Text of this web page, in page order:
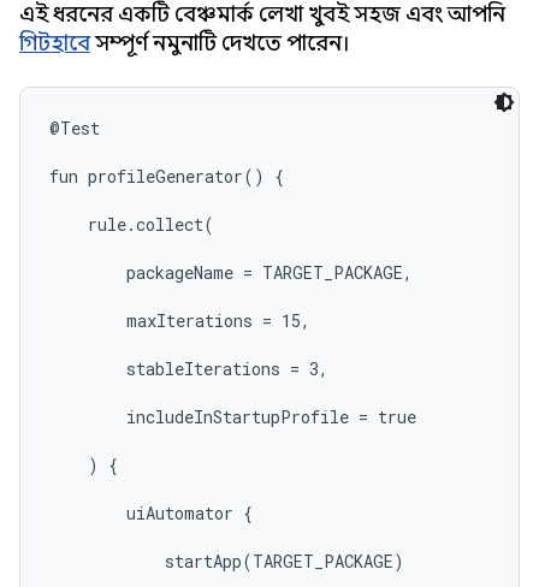
এই ধরনের একটি বেঞ্চমার্ক লেখা খুবই সহজ এবং আপনি
গিটহাবেসম্পূর্ণ নমুনাটি দেখতে পারেন।
@Test
fun profileGenerator() {
    rule.collect(
        packageName = TARGET_PACKAGE,
        maxIterations = 15,
        stableIterations = 3,
        includeInStartupProfile = true
    ) {
        uiAutomator {
            startApp(TARGET_PACKAGE)